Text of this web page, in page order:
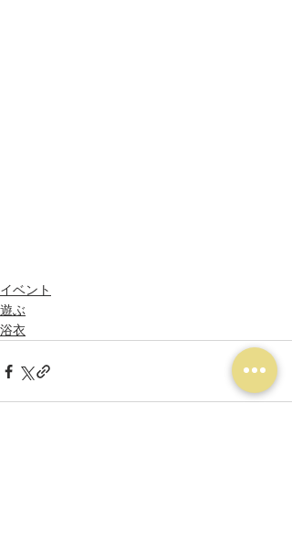
イベント
遊ぶ
浴衣